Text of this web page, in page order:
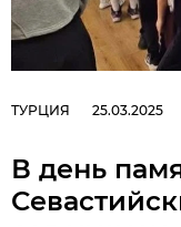
ТУРЦИЯ 25.03.2025
В день